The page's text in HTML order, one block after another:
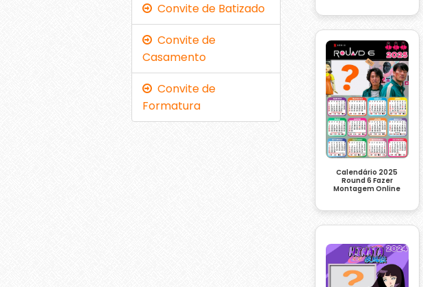
Calendário 2025
Round 6 Fazer
Montagem Online
Convite de Batizado
Convite de
Casamento
Convite de
Formatura